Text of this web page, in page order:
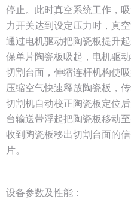
停止。此时真空系统工作，
力开关达到设定压力时，真
通过电机驱动把陶瓷板提升
保单片陶瓷板吸起，电机驱
切割台面，伸缩连杆机构使
压缩空气快速释放陶瓷板，
切割机自动校正陶瓷板定位
台输送带浮起把陶瓷板移动
收到陶瓷板移出切割台面的
片。
设备参数及性能：